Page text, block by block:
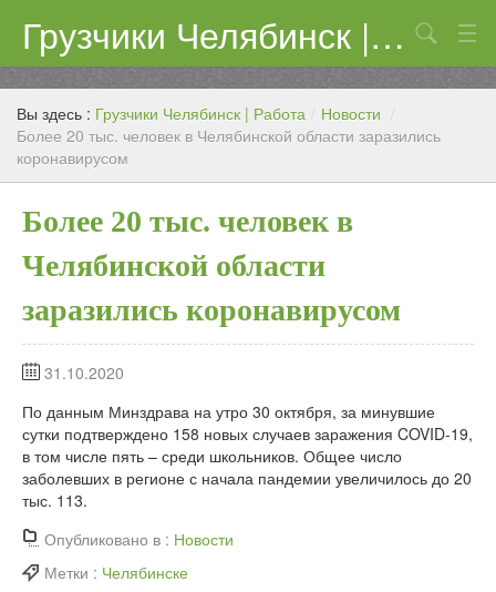
Грузчики Челябинск | Работа
Цены
Контакты
Поиск
Вы здесь : Грузчики Челябинск | Работа / Новости /
Более 20 тыс. человек в Челябинской области заразились
коронавирусом
Более 20 тыс. человек в
Челябинской области
заразились коронавирусом
31.10.2020
По данным Минздрава на утро 30 октября, за минувшие
сутки подтверждено 158 новых случаев заражения COVID-19,
в том числе пять – среди школьников. Общее число
заболевших в регионе с начала пандемии увеличилось до 20
тыс. 113.
Опубликовано в : Новости
Метки : Челябинске